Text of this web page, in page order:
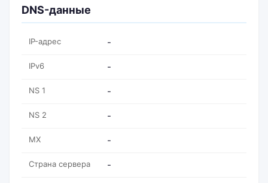
DNS-данные
IP-адрес -
IPv6 -
NS 1 -
NS 2 -
MX -
Страна сервера -